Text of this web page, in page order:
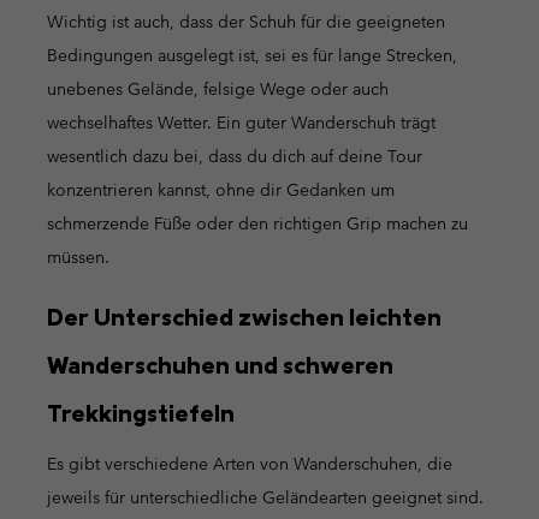
Wichtig ist auch, dass der Schuh für die geeigneten
Bedingungen ausgelegt ist, sei es für lange Strecken,
unebenes Gelände, felsige Wege oder auch
wechselhaftes Wetter. Ein guter Wanderschuh trägt
wesentlich dazu bei, dass du dich auf deine Tour
konzentrieren kannst, ohne dir Gedanken um
schmerzende Füße oder den richtigen Grip machen zu
müssen.
Der Unterschied zwischen leichten
Wanderschuhen und schweren
Trekkingstiefeln
Es gibt verschiedene Arten von Wanderschuhen, die
jeweils für unterschiedliche Geländearten geeignet sind.